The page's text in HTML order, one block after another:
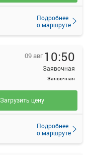
Подробнее
о маршруте
09 авг 10:50
Заявочная
Заявочная
Подробнее
о маршруте
Загрузить цену